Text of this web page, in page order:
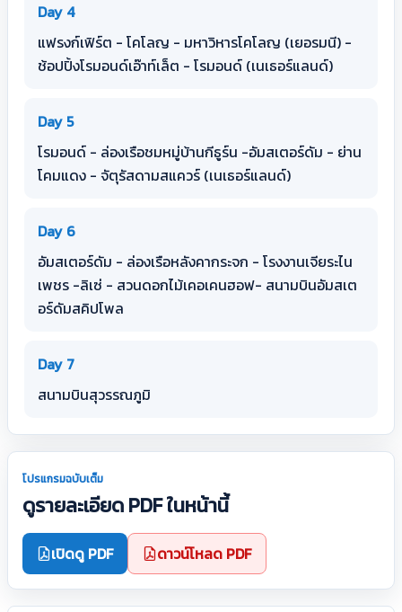
Day 4
แฟรงก์เฟิร์ต - โคโลญ - มหาวิหารโคโลญ (เยอรมนี) -
ช้อปปิ้งโรมอนด์เอ๊าท์เล็ต - โรมอนด์ (เนเธอร์แลนด์)
Day 5
โรมอนด์ - ล่องเรือชมหมู่บ้านกีธูร์น -อัมสเตอร์ดัม - ย่าน
โคมแดง - จัตุรัสดามสแควร์ (เนเธอร์แลนด์)
Day 6
อัมสเตอร์ดัม - ล่องเรือหลังคากระจก - โรงงานเจียระไน
เพชร -ลิเซ่ - สวนดอกไม้เคอเคนฮอฟ- สนามบินอัมสเต
อร์ดัมสคิปโพล
Day 7
สนามบินสุวรรณภูมิ
โปรแกรมฉบับเต็ม
ดูรายละเอียด PDF ในหน้านี้
เปิดดู PDF ดาวน์โหลด PDF